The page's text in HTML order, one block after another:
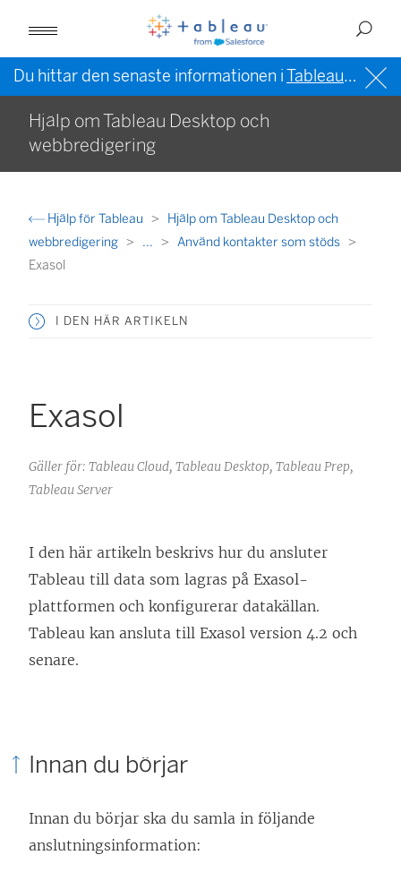
Du hittar den senaste informationen iTableau-hjälpen på engelska (USA)
Hjälp om Tableau Desktop och
webbredigering
Hjälp för Tableau
Hjälp om Tableau Desktop och
webbredigering
...
Använd kontakter som stöds
Exasol
I DEN HÄR ARTIKELN
Exasol
Gäller för: Tableau Cloud, Tableau Desktop, Tableau Prep,
Tableau Server
I den här artikeln beskrivs hur du ansluter
Tableau till data som lagras på Exasol-
plattformen och konfigurerar datakällan.
Tableau kan ansluta till Exasol version 4.2 och
senare.
Innan du börjar
Innan du börjar ska du samla in följande
anslutningsinformation: